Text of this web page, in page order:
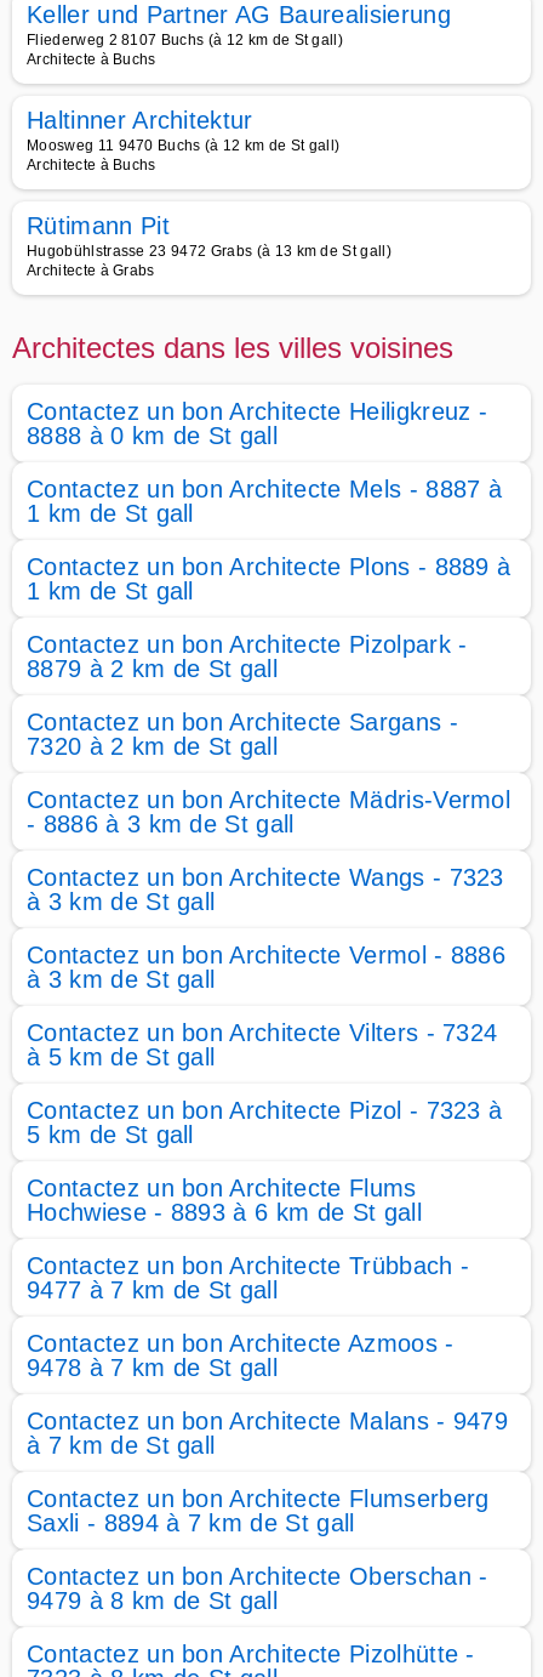
Keller und Partner AG Baurealisierung
Fliederweg 2 8107 Buchs (à 12 km de St gall)
Architecte à Buchs
Haltinner Architektur
Moosweg 11 9470 Buchs (à 12 km de St gall)
Architecte à Buchs
Rütimann Pit
Hugobühlstrasse 23 9472 Grabs (à 13 km de St gall)
Architecte à Grabs
Architectes dans les villes voisines
Contactez un bon Architecte Heiligkreuz -
8888 à 0 km de St gall
Contactez un bon Architecte Mels - 8887 à
1 km de St gall
Contactez un bon Architecte Plons - 8889 à
1 km de St gall
Contactez un bon Architecte Pizolpark -
8879 à 2 km de St gall
Contactez un bon Architecte Sargans -
7320 à 2 km de St gall
Contactez un bon Architecte Mädris-Vermol
- 8886 à 3 km de St gall
Contactez un bon Architecte Wangs - 7323
à 3 km de St gall
Contactez un bon Architecte Vermol - 8886
à 3 km de St gall
Contactez un bon Architecte Vilters - 7324
à 5 km de St gall
Contactez un bon Architecte Pizol - 7323 à
5 km de St gall
Contactez un bon Architecte Flums
Hochwiese - 8893 à 6 km de St gall
Contactez un bon Architecte Trübbach -
9477 à 7 km de St gall
Contactez un bon Architecte Azmoos -
9478 à 7 km de St gall
Contactez un bon Architecte Malans - 9479
à 7 km de St gall
Contactez un bon Architecte Flumserberg
Saxli - 8894 à 7 km de St gall
Contactez un bon Architecte Oberschan -
9479 à 8 km de St gall
Contactez un bon Architecte Pizolhütte -